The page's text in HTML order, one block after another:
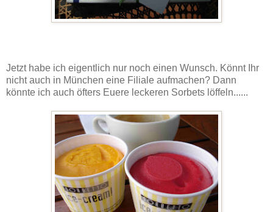
Jetzt habe ich eigentlich nur noch einen Wunsch. Könnt Ihr
nicht auch in München eine Filiale aufmachen? Dann
könnte ich auch öfters Euere leckeren Sorbets löffeln......